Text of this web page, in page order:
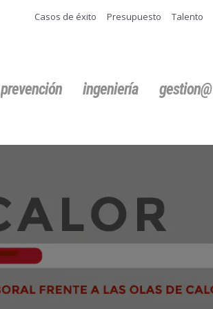
Casos de éxito Presupuesto Talento
prevención ingeniería gestion@